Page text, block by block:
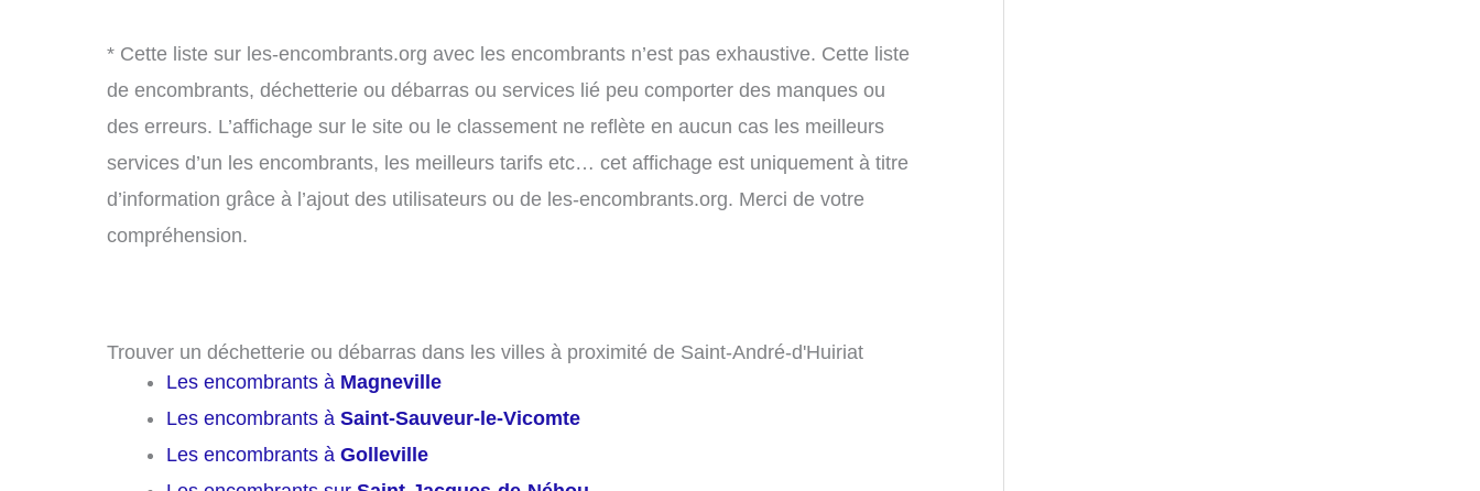
* Cette liste sur les-encombrants.org avec les encombrants n’est pas exhaustive. Cette liste
de encombrants, déchetterie ou débarras ou services lié peu comporter des manques ou
des erreurs. L’affichage sur le site ou le classement ne reflète en aucun cas les meilleurs
services d’un les encombrants, les meilleurs tarifs etc… cet affichage est uniquement à titre
d’information grâce à l’ajout des utilisateurs ou de les-encombrants.org. Merci de votre
compréhension.
Trouver un déchetterie ou débarras dans les villes à proximité de Saint-André-d'Huiriat
Les encombrants à Magneville
Les encombrants à Saint-Sauveur-le-Vicomte
Les encombrants à Golleville